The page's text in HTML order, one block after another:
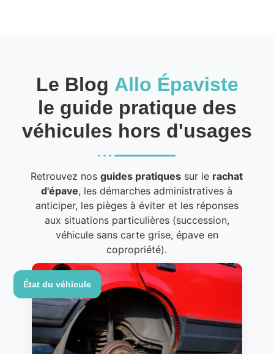
Le Blog Allo Épaviste
le guide pratique des
véhicules hors d'usages
Retrouvez nosguides pratiques sur le rachat
d'épave, les démarches administratives à
anticiper, les pièges à éviter et les réponses
aux situations particulières (succession,
véhicule sans carte grise, épave en
copropriété).
État du véhicule